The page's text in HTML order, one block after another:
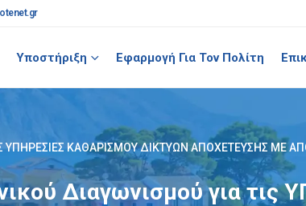
Υποστήριξη Εφαρμογή Για Τον Πολίτη
ΥΠΗΡΕΣΙΕΣ ΚΑΘΑΡΙΣΜΟΥ ΔΙΚΤΥΩΝ ΑΠΟΧΕΤΕΥΣΗΣ ΜΕ
Διαγωνισμού για